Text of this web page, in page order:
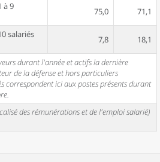
à 9
75,0 71,1
salariés
7,8 18,1
durant l'année et actifs la dernière
de la défense et hors particuliers
correspondent ici aux postes présents durant
des rémunérations et de l'emploi salarié)